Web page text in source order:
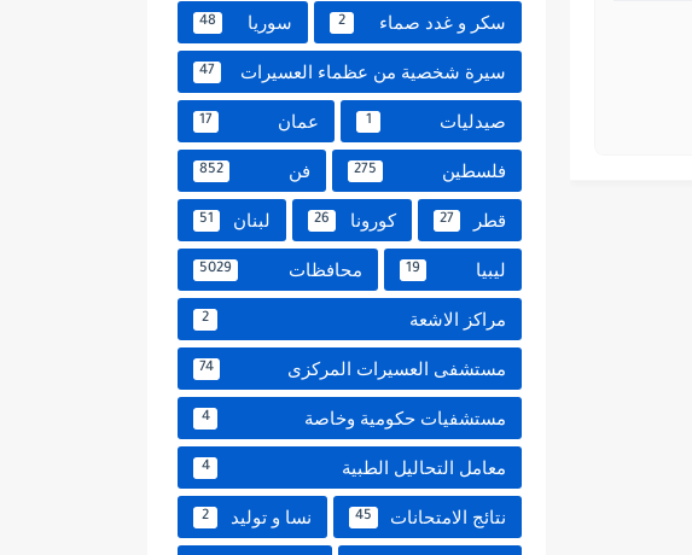
سكر و غدد صماء 2 سوريا 48
سيرة شخصية من عظماء العسيرات 47
صيدليات 1 عمان 17
فلسطين 275 فن 852
قطر 27 كورونا 26 لبنان 51
ليبيا 19 محافظات 5029
مراكز الاشعة 2
مستشفى العسيرات المركزى 74
مستشفيات حكومية وخاصة 4
معامل التحاليل الطبية 4
نتائج الامتحانات 45 نسا و توليد 2